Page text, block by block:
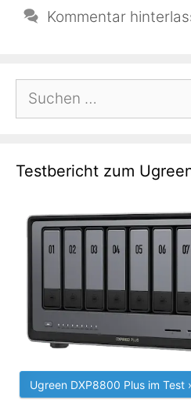
Kommentar
Suchen
Testbericht zum
Ugreen DXP8800 Plus im Test